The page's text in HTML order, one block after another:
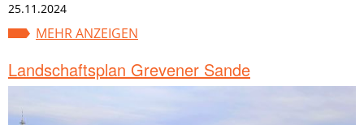
25.11.2024
MEHR ANZEIGEN
Landschaftsplan Grevener Sande